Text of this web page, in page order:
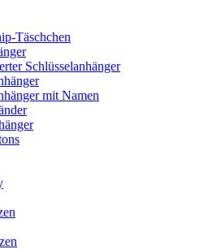
Täschchen
Schlüsselanhänger
mit Namen